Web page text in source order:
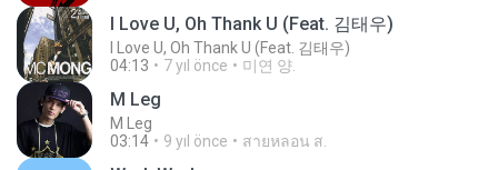
I Love U, Oh Thank U (Feat. 김태우)
I Love U, Oh Thank U (Feat. 김태우)
04:13
7 yıl önce 미연 양.
M Leg
M Leg
03:14
9 yıl önce สายหลอน ส.